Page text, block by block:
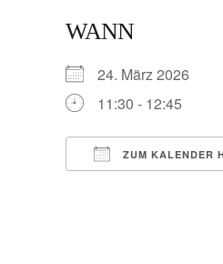
WANN
24. März 2026
11:30 - 12:45
ZUM KALENDER